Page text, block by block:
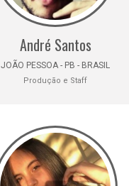
André Santos
JOÃO PESSOA - PB - BRASIL
Produção e Staff